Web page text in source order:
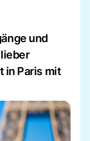
und
in Paris mit